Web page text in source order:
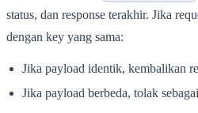
status, dan response terakhir. Jika
dengan key yang sama:
Jika payload identik, kembalikan
Jika payload berbeda, tolak